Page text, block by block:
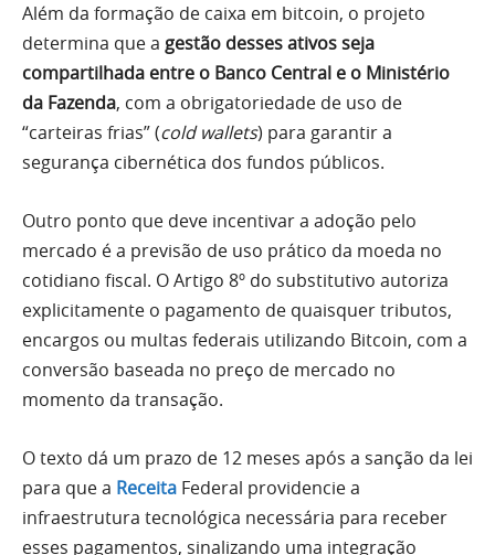
Além da formação de caixa em bitcoin, o projeto
determina que a gestão desses ativos seja
compartilhada entre o Banco Central e o Ministério
da Fazenda, com a obrigatoriedade de uso de
“carteiras frias” (cold wallets) para garantir a
segurança cibernética dos fundos públicos.
Outro ponto que deve incentivar a adoção pelo
mercado é a previsão de uso prático da moeda no
cotidiano fiscal. O Artigo 8º do substitutivo autoriza
explicitamente o pagamento de quaisquer tributos,
encargos ou multas federais utilizando Bitcoin, com a
conversão baseada no preço de mercado no
momento da transação.
O texto dá um prazo de 12 meses após a sanção da lei
para que a Receita Federal providencie a
infraestrutura tecnológica necessária para receber
esses pagamentos, sinalizando uma integração